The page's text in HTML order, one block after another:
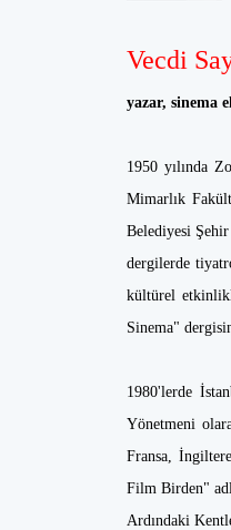
Vecdi
yazar, sinema
1950 yılında
Mimarlık
Belediyesi
dergilerde
kültürel
Sinema"
1980'lerde
Yönetmeni
Fransa,
Film Birden"
Ardındaki